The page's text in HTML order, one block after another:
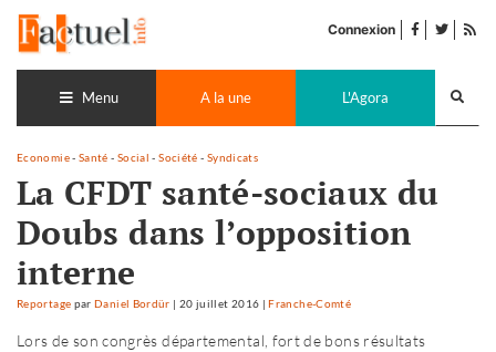
contenu
Connexion facebook
twitter
Menu A la une L'Agora
Economie- Santé - Social -Société - Syndicats
La CFDT santé-sociaux du
Doubs dans l’opposition
interne
Reportage parDaniel Bordür | 20 juillet 2016 |Franche-Comté
Lors de son congrès départemental, fort de bons résultats